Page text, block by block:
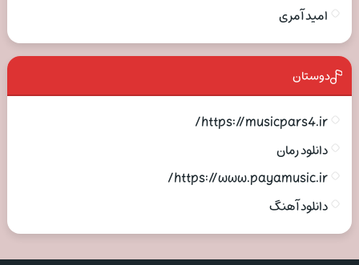
امید آمری
دوستان
https://musicpars4.ir/
دانلود رمان
https://www.payamusic.ir/
دانلود آهنگ